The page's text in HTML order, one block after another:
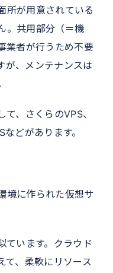
所が用意されている
。共用部分（＝機
業者が行うため不要
が、メンテナンスは
、さくらのVPS、
どがあります。
境に作られた仮想サ
ています。クラウド
て、柔軟にリソース